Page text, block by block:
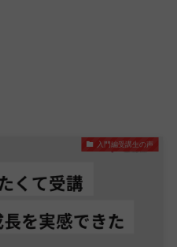
入門編受講生の声